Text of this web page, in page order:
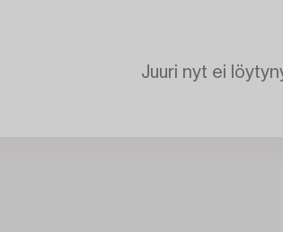
Juuri nyt ei